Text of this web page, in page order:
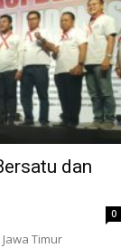
dan
0
Timur